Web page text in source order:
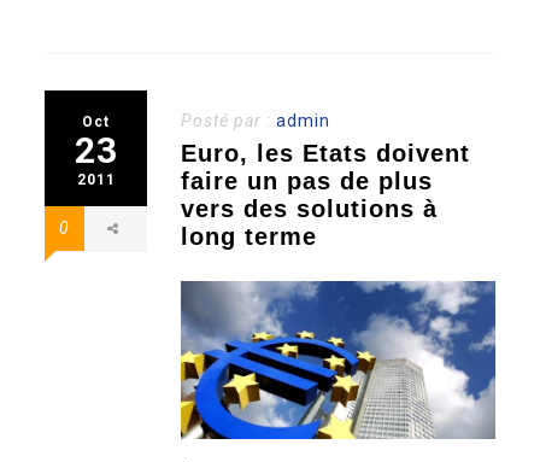
Oct
23
2011
0
Posté par :admin
Euro, les Etats doivent
faire un pas de plus
vers des solutions à
long terme